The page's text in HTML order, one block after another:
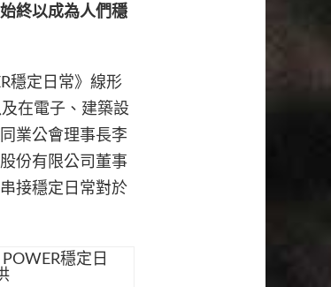
終以成為人們穩
穩定日常》線形
在電子、建築設
業公會理事長李
份有限公司董事
接穩定日常對於